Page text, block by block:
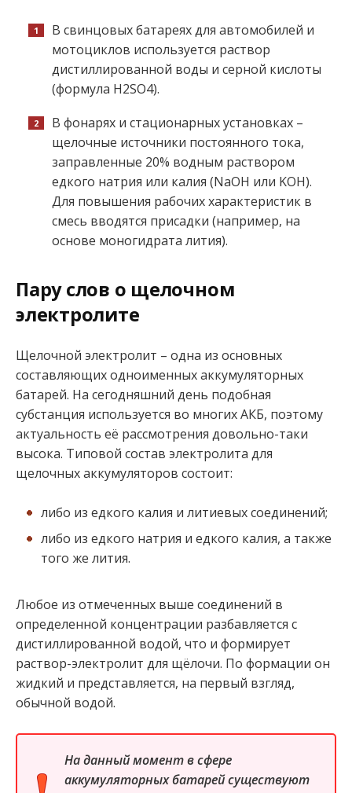
В свинцовых батареях для автомобилей и
мотоциклов используется раствор
дистиллированной воды и серной кислоты
(формула H2SO4).
В фонарях и стационарных установках –
щелочные источники постоянного тока,
заправленные 20% водным раствором
едкого натрия или калия (NaOH или KOH).
Для повышения рабочих характеристик в
смесь вводятся присадки (например, на
основе моногидрата лития).
Пару слов о щелочном
электролите
Щелочной электролит – одна из основных
составляющих одноименных аккумуляторных
батарей. На сегодняшний день подобная
субстанция используется во многих АКБ, поэтому
актуальность её рассмотрения довольно-таки
высока. Типовой состав электролита для
щелочных аккумуляторов состоит:
либо из едкого калия и литиевых соединений;
либо из едкого натрия и едкого калия, а также
того же лития.
Любое из отмеченных выше соединений в
определенной концентрации разбавляется с
дистиллированной водой, что и формирует
раствор-электролит для щёлочи. По формации он
жидкий и представляется, на первый взгляд,
обычной водой.
На данный момент в сфере
аккумуляторных батарей существуют